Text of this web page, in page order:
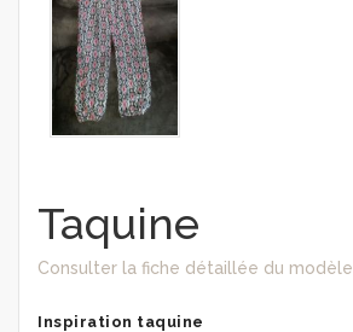
Taquine
Consulter la fiche détaillée du modèle
Inspiration taquine